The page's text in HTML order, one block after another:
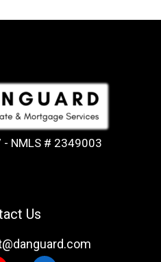
- NMLS # 2349003
Us
LinkedIn